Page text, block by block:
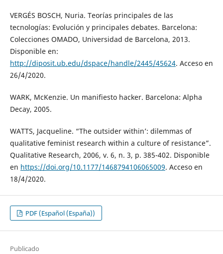
VERGÉS BOSCH, Nuria. Teorías principales de las
tecnologías: Evolución y principales debates. Barcelona:
Colecciones OMADO, Universidad de Barcelona, 2013.
Disponible en:
http://diposit.ub.edu/dspace/handle/2445/45624. Acceso en
26/4/2020.
WARK, McKenzie. Un manifiesto hacker. Barcelona: Alpha
Decay, 2005.
WATTS, Jacqueline. “The outsider within’: dilemmas of
qualitative feminist research within a culture of resistance”.
Qualitative Research, 2006, v. 6, n. 3, p. 385-402. Disponible
en https://doi.org/10.1177/1468794106065009. Acceso en
18/4/2020.
PDF (Español (España))
Publicado